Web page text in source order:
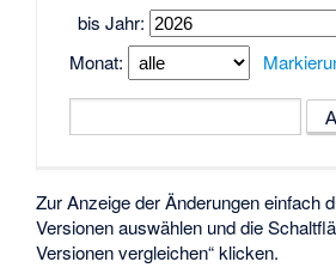
bis Jahr:
Monat:
Zur Anzeige der Änderungen einfach
Versionen auswählen und die
Versionen vergleichen“ klicken.